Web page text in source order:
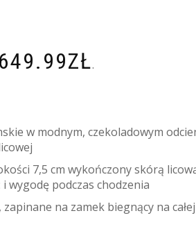
649.99ZŁ.
w modnym, czekoladowym
7,5 cm wykończony skórą
wygodę podczas chodzenia
na zamek biegnący na całej